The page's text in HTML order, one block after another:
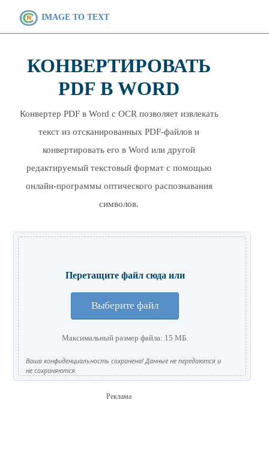
IMAGE TO TEXT
КОНВЕРТИРОВАТЬ
PDF В WORD
Конвертер PDF в Word с OCR позволяет извлекать
текст из отсканированных PDF-файлов и
конвертировать его в Word или другой
редактируемый текстовый формат с помощью
онлайн-программы оптического распознавания
символов.
Перетащите файл сюда или
Выберите файл
Максимальный размер файла: 15 МБ.
Ваша конфиденциальность сохранена! Данные не передаются и
не сохраняются.
Реклама